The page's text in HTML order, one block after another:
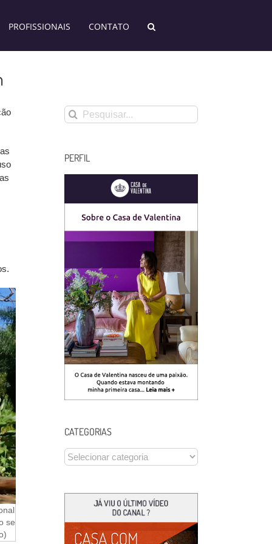
PROFISSIONAIS CONTATO
se
Buscar
resultados
PERFIL
CATEGORIAS
CATEGORIAS